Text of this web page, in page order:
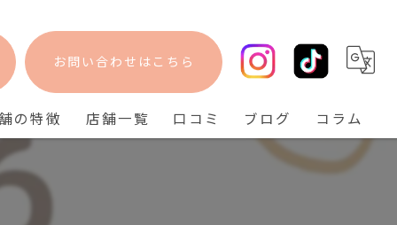
お問い合わせはこちら
の特徴
ェイシャル
店舗一覧 口コミ ブログ コラム